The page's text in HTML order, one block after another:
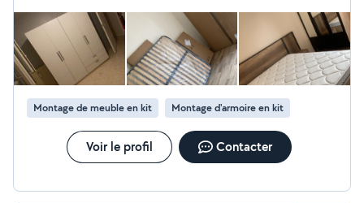
Montage de meuble en kit Montage d'armoire en kit
Voir le profil Contacter